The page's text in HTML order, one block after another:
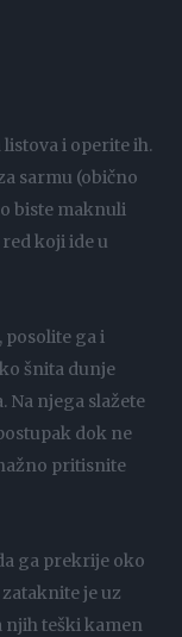
i operite ih.
sarmu (obično
biste maknuli
koji ide u
posolite ga i
šnita dunje
Na njega slažete
dok ne
pritisnite
ga prekrije oko
je uz
njih teški kamen